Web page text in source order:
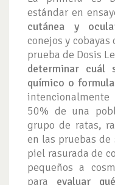
estándar en
cutánea y
conejos y
prueba de Dosis
determinar
químico o
50% de una
grupo de ratas,
en las pruebas
piel rasurada de
pequeños a
para evaluar